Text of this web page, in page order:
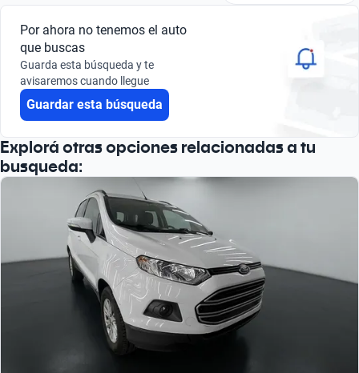
Buscá por marca
Buscá por modelo
Buscá por versión
Por ahora no tenemos el auto
que buscas
Guarda esta búsqueda y te
avisaremos cuando llegue
Guardar esta búsqueda
Explorá otras opciones relacionadas a tu
busqueda: